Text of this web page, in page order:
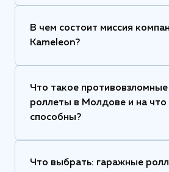
В чем состоит миссия
Kameleon?
Что такое
роллеты в Молдове и на что
способны?
Что выбрать: гаражные